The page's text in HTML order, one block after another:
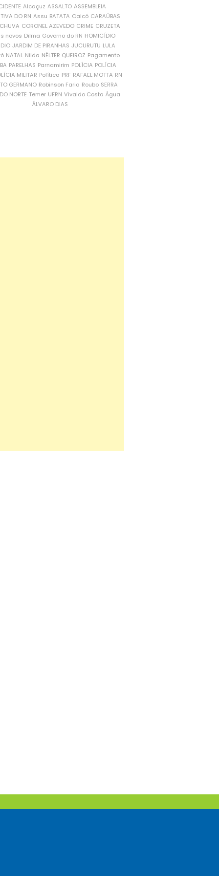
Alcaçuz ASSALTO ASSEMBLEIA
DO RN Assu BATATA Caicó CARAÚBAS
CORONEL AZEVEDO CRIME CRUZETA
novos Dilma Governo do RN HOMICÍDIO
JARDIM DE PIRANHAS JUCURUTU LULA
NATAL Nilda NÉLTER QUEIROZ Pagamento
PARELHAS Parnamirim POLÍCIA POLÍCIA
MILITAR Política PRF RAFAEL MOTTA RN
GERMANO Robinson Faria Roubo SERRA
NORTE Temer UFRN Vivaldo Costa Água
ÁLVARO DIAS